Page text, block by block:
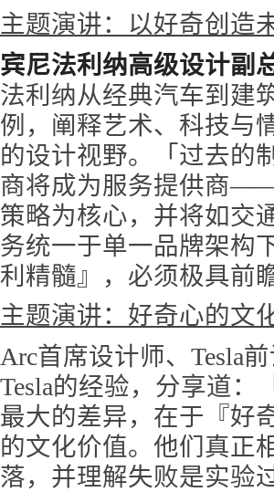
主题演讲：以好奇创造
宾尼法利纳高级设计副
法利纳从经典汽车到建
例，阐释艺术、科技与
的设计视野。「过去的
商将成为服务提供商
策略为核心，并将如交
务统一于单一品牌架构
利精髓』，必须极具前
主题演讲：好奇心的文
Arc首席设计师、Tesla
Tesla的经验，分享道：
最大的差异，在于『好
的文化价值。他们真正
落，并理解失败是实验